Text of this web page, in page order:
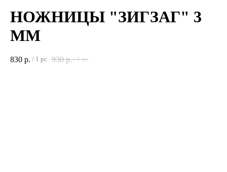
НОЖНИЦЫ "ЗИГЗАГ" 3
ММ
830 р. / 1 pc 930 р. / 1 pc